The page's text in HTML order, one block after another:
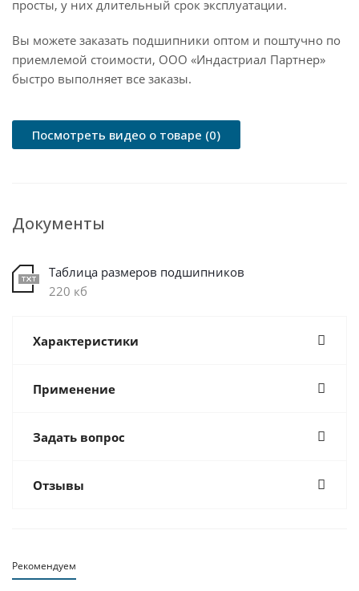
просты, у них длительный срок эксплуатации.
Вы можете заказать подшипники оптом и поштучно по
приемлемой стоимости, ООО «Индастриал Партнер»
быстро выполняет все заказы.
Посмотреть видео о товаре (0)
Документы
Таблица размеров подшипников
220 кб
Характеристики
Применение
Задать вопрос
Отзывы
Рекомендуем